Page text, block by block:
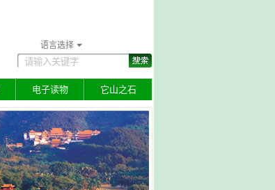
语言选择
电子读物 它山之石